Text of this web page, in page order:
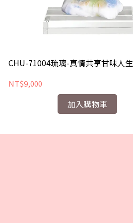
CHU-71004琉璃-真情共享甘味人生
NT$9,000
加入購物車